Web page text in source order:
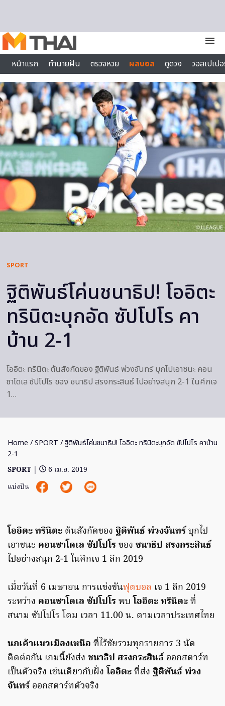
menu
หน้าแรก
ทำนายฝัน ตรวจหวย ผลบอล ดูดวง
วอลเปเป
ไลฟ์สไตล์
SPORT
ฐิติพันธ์โค่นชนาธิป! โออิตะ
ทรินิตะบุกอัด ซัปโปโร คา
บ้าน 2-1
โออิตะ ทรินิตะ ต้นสังกัดของ ฐิติพันธ์ พ่วงจันทร์ บุกไปเอาชนะ คอน
ซาโดเล ซัปโปโร ของ ชนาธิป สรงกระสินธ์ ไปอย่างสนุก 2-1 ในศึกเจ
1…
Home /SPORT / ฐิติพันธ์โค่นชนาธิป! โออิตะ ทรินิตะบุกอัด ซัปโปโร คาบ้าน
2-1
SPORT |
6 เม.ย. 2019
แบ่งปัน
โออิตะ ทรินิตะ ต้นสังกัดของ ฐิติพันธ์ พ่วงจันทร์บุกไป
เอาชนะ คอนซาโดเล ซัปโปโรของ ชนาธิป สรงกระสินธ์
ไปอย่างสนุก 2-1 ในศึกเจ 1 ลีก 2019
เมื่อวันที่ 6 เมษายน การแข่งขันฟุตบอล เจ 1 ลีก 2019
ระหว่าง คอนซาโดเล ซัปโปโรพบโออิตะ ทรินิตะที่
สนาม ซัปโปโร โดม เวลา 11.00 น. ตามเวลาประเทศไทย
นกเค้าแมวเมืองเหนือ ที่ไร้ชัยรวมทุกรายการ 3 นัด
ติดต่อกัน เกมนี้ยังส่ง ชนาธิป สรงกระสินธ์ ออกสตาร์ท
เป็นตัวจริง เช่นเดียวกับฝั่งโออิตะที่ส่ง ฐิติพันธ์ พ่วง
จันทร์ออกสตาร์ทตัวจริง